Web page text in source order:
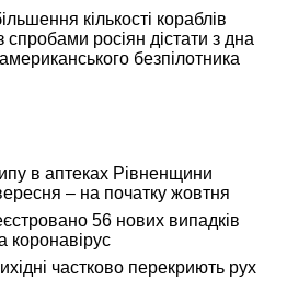
кількості кораблів
спробами росіян дістати з дна
безпілотника
в аптеках Рівненщини
– на початку жовтня
56 нових випадків
коронавірус
частково перекриють рух